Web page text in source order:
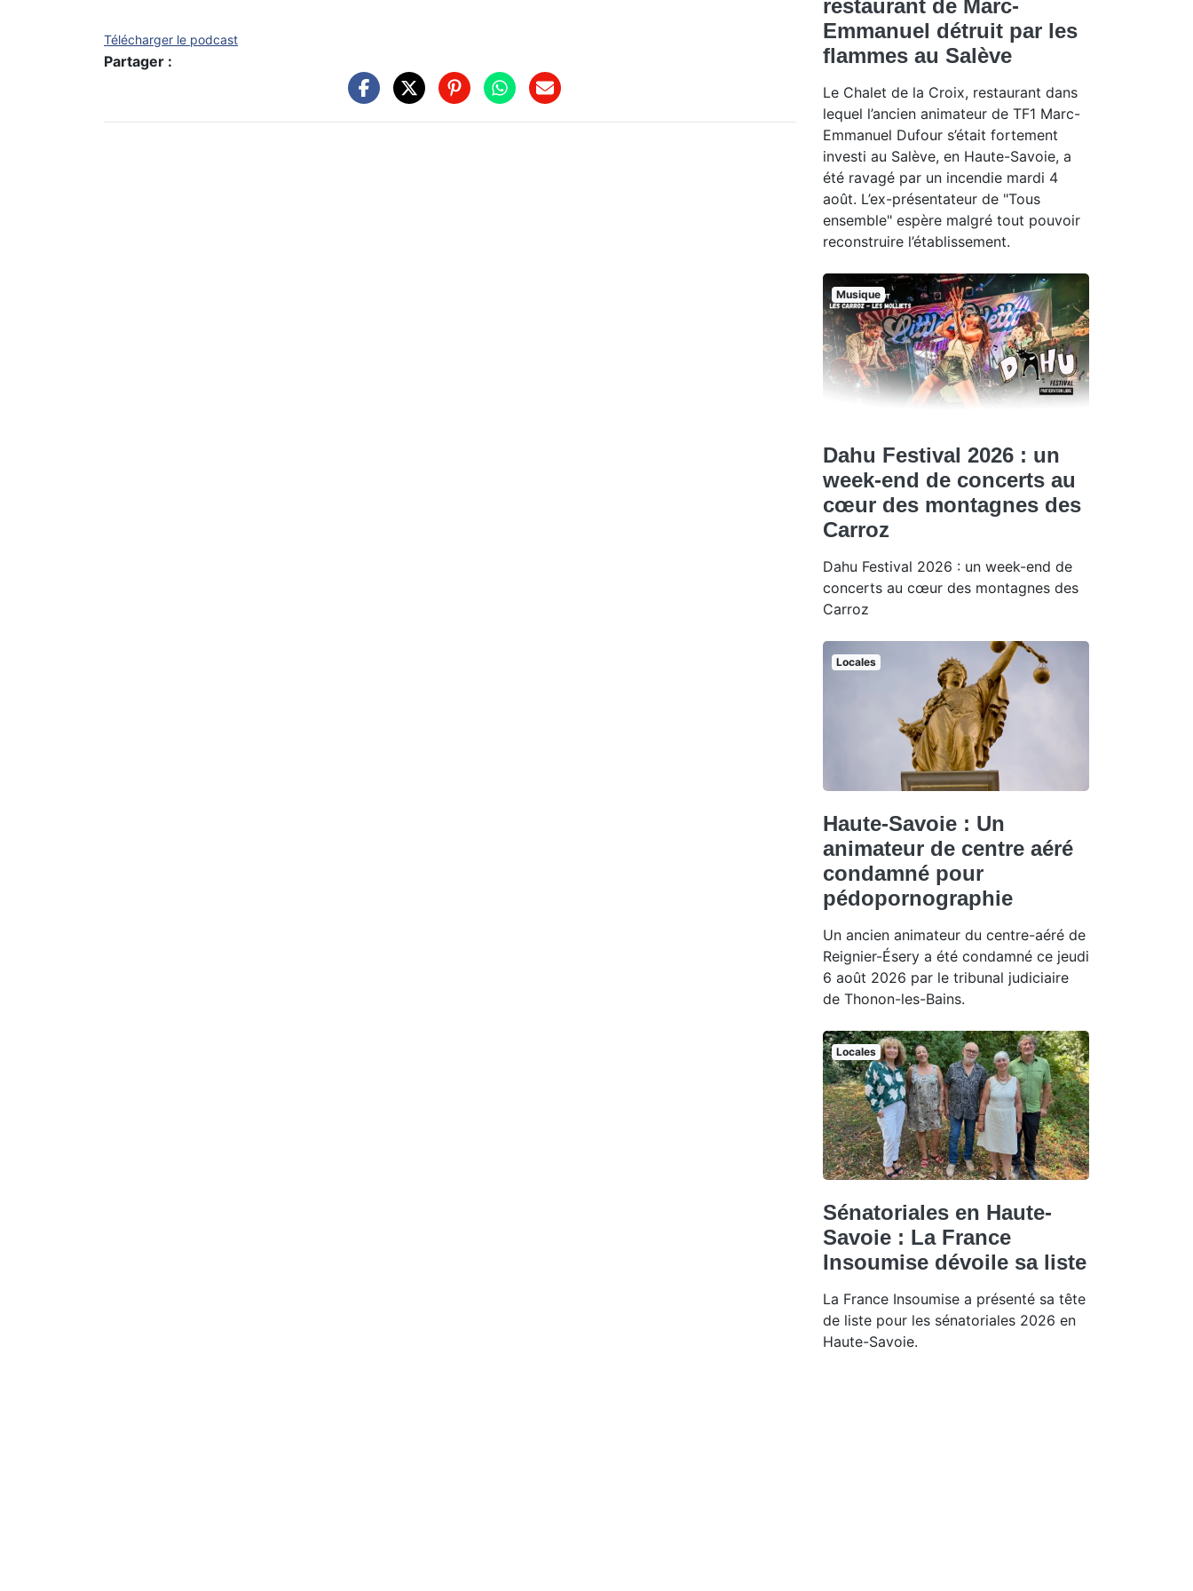
Télécharger le podcast
Partager :
restaurant de Marc-
Emmanuel détruit par les
flammes au Salève
Le Chalet de la Croix, restaurant dans
lequel l’ancien animateur de TF1 Marc-
Emmanuel Dufour s’était fortement
investi au Salève, en Haute-Savoie, a
été ravagé par un incendie mardi 4
août. L’ex-présentateur de "Tous
ensemble" espère malgré tout pouvoir
reconstruire l’établissement.
Musique
Dahu Festival 2026 : un
week-end de concerts au
cœur des montagnes des
Carroz
Dahu Festival 2026 : un week-end de
concerts au cœur des montagnes des
Carroz
Locales
Haute-Savoie : Un
animateur de centre aéré
condamné pour
pédopornographie
Un ancien animateur du centre-aéré de
Reignier-Ésery a été condamné ce jeudi
6 août 2026 par le tribunal judiciaire
de Thonon-les-Bains.
Locales
Sénatoriales en Haute-
Savoie : La France
Insoumise dévoile sa liste
La France Insoumise a présenté sa tête
de liste pour les sénatoriales 2026 en
Haute-Savoie.